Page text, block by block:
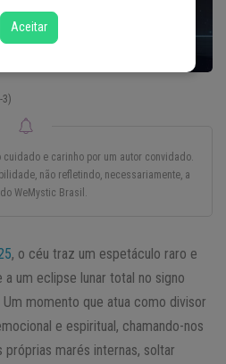
3)
e carinho por um autor convidado.
não refletindo, necessariamente, a
WeMystic Brasil.
, o céu traz um espetáculo raro e
a um eclipse lunar total no signo
. Um momento que atua como divisor
e espiritual, chamando-nos
próprias marés internas, soltar
Aceitar